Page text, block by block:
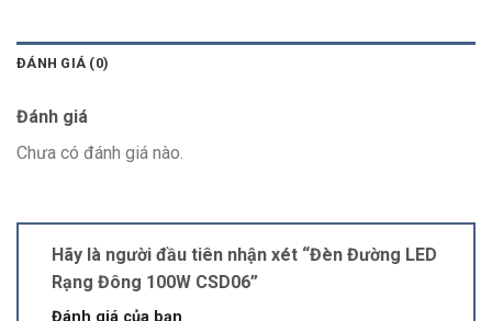
ĐÁNH GIÁ (0)
Đánh giá
Chưa có đánh giá nào.
Hãy là người đầu tiên nhận xét “Đèn Đường LED
Rạng Đông 100W CSD06”
Đánh giá của bạn